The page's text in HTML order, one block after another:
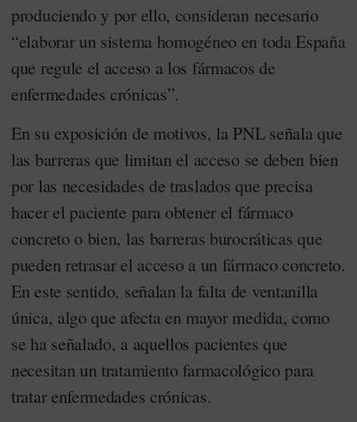
produciendo y por ello, consideran necesario
“elaborar un sistema homogéneo en toda España
que regule el acceso a los fármacos de
enfermedades crónicas”.
En su exposición de motivos, la PNL señala que
las barreras que limitan el acceso se deben bien
por las necesidades de traslados que precisa
hacer el paciente para obtener el fármaco
concreto o bien, las barreras burocráticas que
pueden retrasar el acceso a un fármaco concreto.
En este sentido, señalan la falta de ventanilla
única, algo que afecta en mayor medida, como
se ha señalado, a aquellos pacientes que
necesitan un tratamiento farmacológico para
tratar enfermedades crónicas.